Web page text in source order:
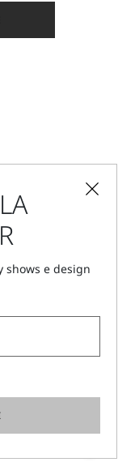
TESSILE S.R.L. P. IVA
shows e design